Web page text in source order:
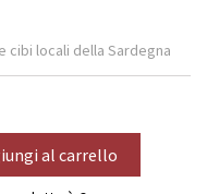
locali della Sardegna
al carrello